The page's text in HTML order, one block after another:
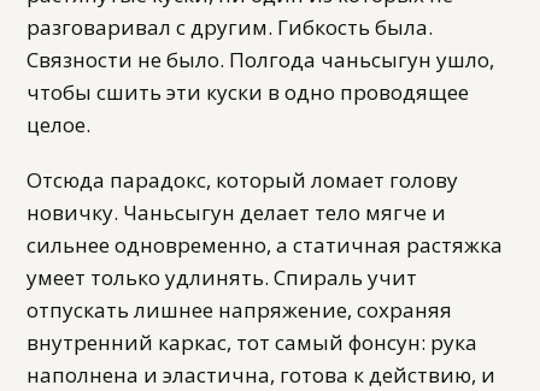
разговаривал с другим. Гибкость была.
Связности не было. Полгода чаньсыгун ушло,
чтобы сшить эти куски в одно проводящее
целое.
Отсюда парадокс, который ломает голову
новичку. Чаньсыгун делает тело мягче и
сильнее одновременно, а статичная растяжка
умеет только удлинять. Спираль учит
отпускать лишнее напряжение, сохраняя
внутренний каркас, тот самый фонсун: рука
наполнена и эластична, готова к действию, и